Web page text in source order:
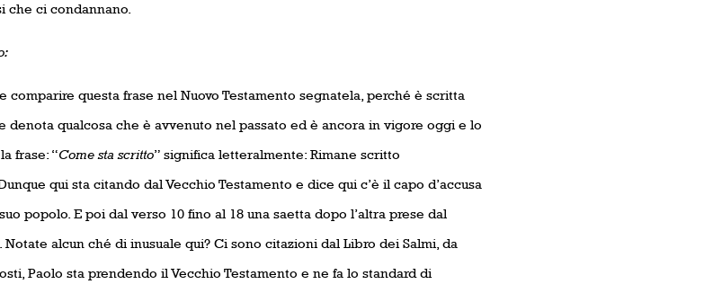
che ci condannano.
comparire questa frase nel Nuovo Testamento segnatela, perché è scritta
denota qualcosa che è avvenuto nel passato ed è ancora in vigore oggi e lo
frase: “Come sta scritto” significa letteralmente: Rimane scritto
qui sta citando dal Vecchio Testamento e dice qui c’è il capo d’accusa
popolo. E poi dal verso 10 fino al 18 una saetta dopo l’altra prese dal
Notate alcun ché di inusuale qui? Ci sono citazioni dal Libro dei Salmi, da
Paolo sta prendendo il Vecchio Testamento e ne fa lo standard di